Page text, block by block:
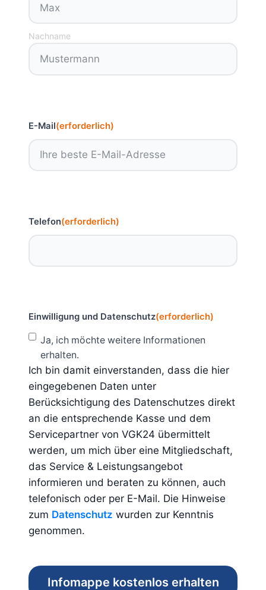
Nachname
E-Mail(erforderlich)
Telefon(erforderlich)
Einwilligung und Datenschutz(erforderlich)
Ja, ich möchte weitere Informationen
erhalten.
Ich bin damit einverstanden, dass die hier
eingegebenen Daten unter
Berücksichtigung des Datenschutzes direkt
an die entsprechende Kasse und dem
Servicepartner von VGK24 übermittelt
werden, um mich über eine Mitgliedschaft,
das Service & Leistungsangebot
informieren und beraten zu können, auch
telefonisch oder per E-Mail. Die Hinweise
zum Datenschutz wurden zur Kenntnis
genommen.